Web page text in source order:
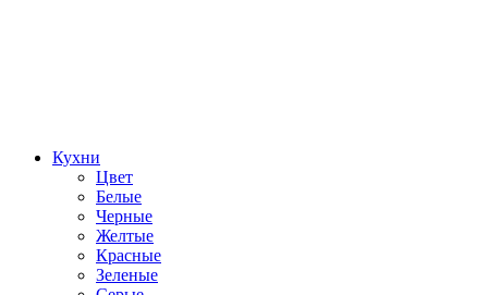
Кухни
Цвет
Белые
Черные
Желтые
Красные
Зеленые